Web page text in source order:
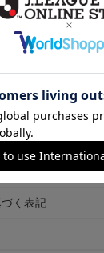
ン
インストアとは
づく表記
く表記